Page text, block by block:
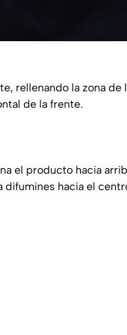
rellenando la zona de
de la frente.
el producto hacia
hacia el